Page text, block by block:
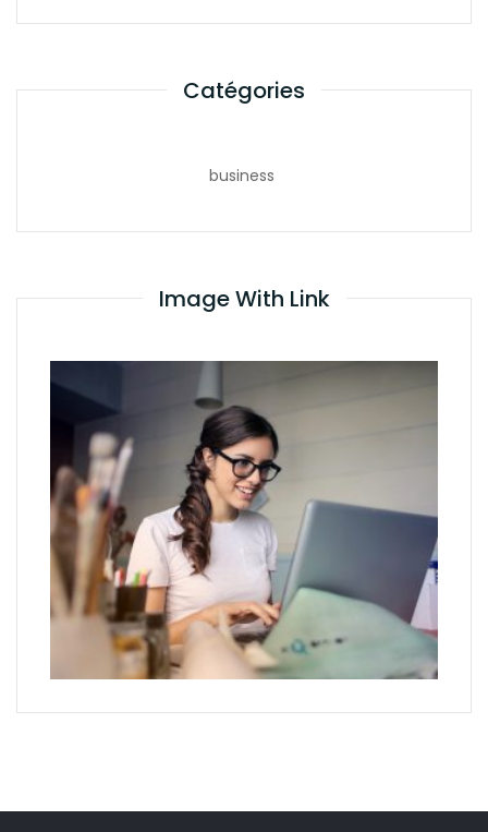
Catégories
business
Image With Link